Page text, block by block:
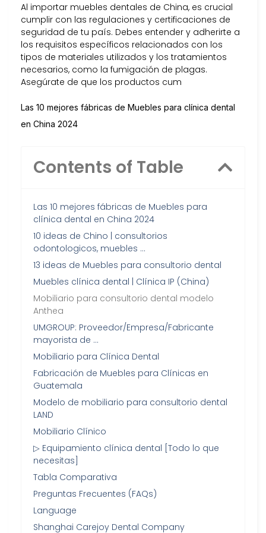
Al importar muebles dentales de China, es crucial
cumplir con las regulaciones y certificaciones de
seguridad de tu país. Debes entender y adherirte a
los requisitos específicos relacionados con los
tipos de materiales utilizados y los tratamientos
necesarios, como la fumigación de plagas.
Asegúrate de que los productos cum
Las 10 mejores fábricas de Muebles para clínica dental
en China 2024
Contents of Table
Las 10 mejores fábricas de Muebles para
clínica dental en China 2024
10 ideas de Chino | consultorios
odontologicos, muebles …
13 ideas de Muebles para consultorio dental
Muebles clínica dental | Clínica IP (China)
Mobiliario para consultorio dental modelo
Anthea
UMGROUP: Proveedor/Empresa/Fabricante
mayorista de …
Mobiliario para Clínica Dental
Fabricación de Muebles para Clínicas en
Guatemala
Modelo de mobiliario para consultorio dental
LAND
Mobiliario Clínico
▷ Equipamiento clínica dental [Todo lo que
necesitas]
Tabla Comparativa
Preguntas Frecuentes (FAQs)
Language
Shanghai Carejoy Dental Company